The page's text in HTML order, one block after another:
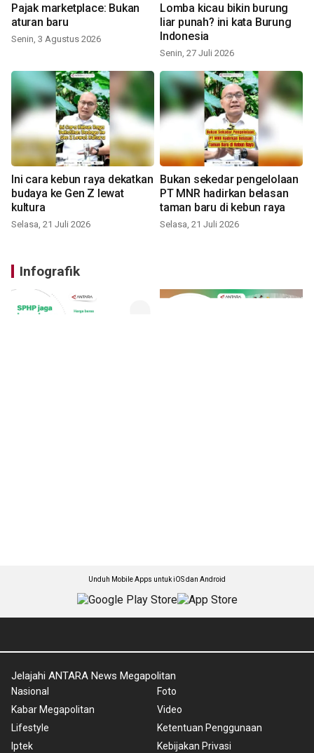
Pajak marketplace: Bukan
aturan baru
Senin, 3 Agustus 2026
Lomba kicau bikin burung
liar punah? ini kata Burung
Indonesia
Senin, 27 Juli 2026
Ini cara kebun raya dekatkan
budaya ke Gen Z lewat
kultura
Selasa, 21 Juli 2026
Bukan sekedar pengelolaan
PT MNR hadirkan belasan
taman baru di kebun raya
Selasa, 21 Juli 2026
Infografik
Unduh Mobile Apps untuk iOS dan Android
Jelajahi ANTARA News Megapolitan
Nasional
Kabar Megapolitan
Lifestyle
Iptek
Foto
Video
Ketentuan Penggunaan
Kebijakan Privasi